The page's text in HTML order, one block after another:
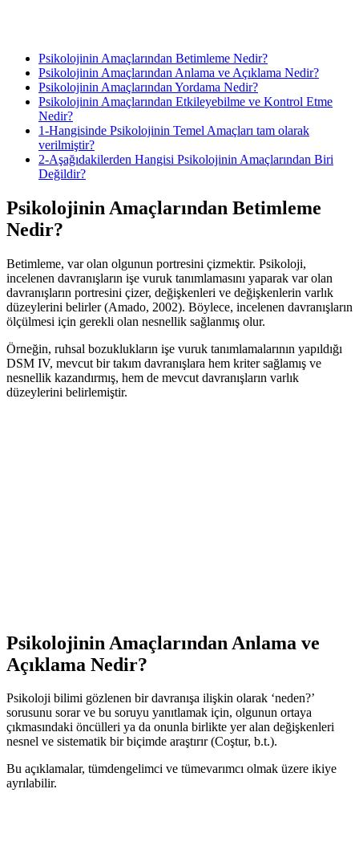
Psikolojinin Amaçlarından Betimleme Nedir?
Psikolojinin Amaçlarından Anlama ve Açıklama Nedir?
Psikolojinin Amaçlarından Yordama Nedir?
Psikolojinin Amaçlarından Etkileyebilme ve Kontrol Etme
Nedir?
1-Hangisinde Psikolojinin Temel Amaçları tam olarak
verilmiştir?
2-Aşağıdakilerden Hangisi Psikolojinin Amaçlarından Biri
Değildir?
Psikolojinin Amaçlarından Betimleme
Nedir?
Betimleme, var olan olgunun portresini çizmektir. Psikoloji,
incelenen davranışların işe vuruk tanımlamasını yaparak var olan
davranışların portresini çizer, değişkenleri ve değişkenlerin varlık
düzeylerini belirler (Amado, 2002). Böylece, incelenen davranışların
ölçülmesi için gerekli olan nesnellik sağlanmış olur.
Örneğin, ruhsal bozuklukların işe vuruk tanımlamalarının yapıldığı
DSM IV, mevcut bir takım davranışlara hem kriter sağlamış ve
nesnellik kazandırmış, hem de mevcut davranışların varlık
düzeylerini belirlemiştir.
Psikolojinin Amaçlarından Anlama ve
Açıklama Nedir?
Psikoloji bilimi gözlenen bir davranışa ilişkin olarak ‘neden?’
sorusunu sorar ve bu soruyu yanıtlamak için, olgunun ortaya
çıkmasındaki öncülleri ya da onunla birlikte yer alan değişkenleri
nesnel ve sistematik bir biçimde araştırır (Coştur, b.t.).
Bu açıklamalar, tümdengelimci ve tümevarımcı olmak üzere ikiye
ayrılabilir.